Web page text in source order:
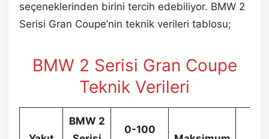
seçeneklerinden birini tercih edebiliyor. BMW 2
Serisi Gran Coupe’nin teknik verileri tablosu;
BMW 2 Serisi Gran Coupe
Teknik Verileri
BMW 2
0-100